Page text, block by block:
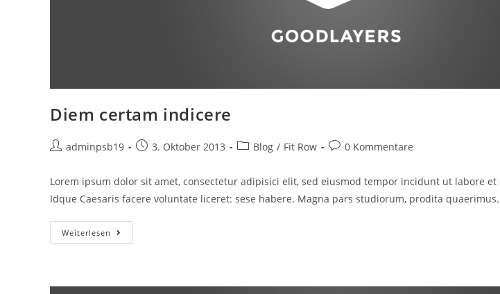
Diem certam indicere
Beitrags-
adminpsb19
Beitrag3. Oktober 2013
Beitrags-
Blog / Fit Row
Beitrags-
0 Kommentare
Lorem ipsum dolor sit amet, consectetur adipisici elit, sed eiusmod tempor incidunt ut labore et
Idque Caesaris facere voluntate liceret: sese habere. Magna pars studiorum, prodita
Weiterlesen Diem
Certam